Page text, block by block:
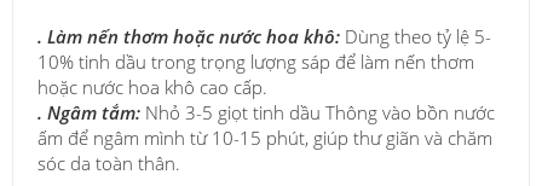
. Làm nến thơm hoặc nước hoa khô: Dùng theo tỷ lệ 5-
10% tinh dầu trong trọng lượng sáp để làm nến thơm
hoặc nước hoa khô cao cấp.
. Ngâm tắm: Nhỏ 3-5 giọt tinh dầu Thông vào bồn nước
ấm để ngâm mình từ 10-15 phút, giúp thư giãn và chăm
sóc da toàn thân.